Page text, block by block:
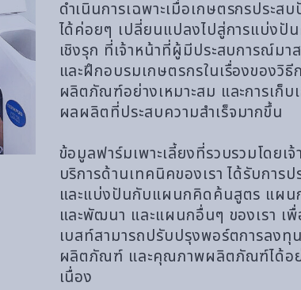
ดำเนินการเฉพาะเมื่อเกษตรกรประส
ได้ค่อยๆ เปลี่ยนแปลงไปสู่การแบ่งปั
เชิงรุก ที่เจ้าหน้าที่ผู้มีประสบการณ์มา
และฝึกอบรมเกษตรกรในเรื่องของวิธี
ผลิตภัณฑ์อย่างเหมาะสม และการเก็บ
ผลผลิตที่ประสบความสำเร็จมากขึ้น
ข้อมูลฟาร์มเพาะเลี้ยงที่รวบรวมโดยเ
บริการด้านเทคนิคของเรา ได้รับการป
และแบ่งปันกับแผนกคิดค้นสูตร แผน
และพัฒนา และแผนกอื่นๆ ของเรา เพื่
เบสท์สามารถปรับปรุงพอร์ตการลงทุน
ผลิตภัณฑ์ และคุณภาพผลิตภัณฑ์ได้อ
เนื่อง